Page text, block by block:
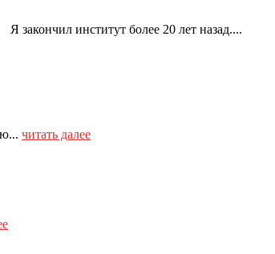
более 20 лет назад....
читать далее